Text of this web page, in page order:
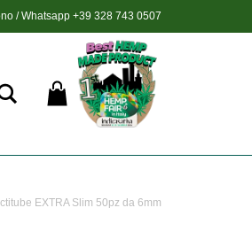
/ Whatsapp +39 328 743 0507
Ricerca
EXTRA Slim 50pz da 6mm